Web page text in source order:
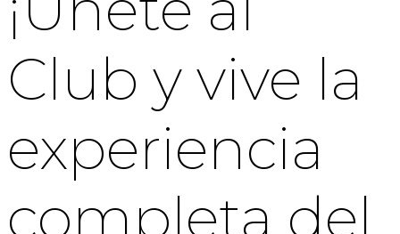
Club y vive la
experiencia
completa del